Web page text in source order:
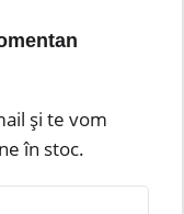
și te vom
în stoc.